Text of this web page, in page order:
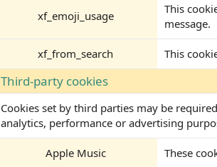
xf_emoji_usage
This
message.
xf_from_search This
Third-party cookies
Cookies set by third parties may be
analytics, performance or advertising
Apple Music These